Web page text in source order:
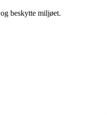
beskytte miljøet.